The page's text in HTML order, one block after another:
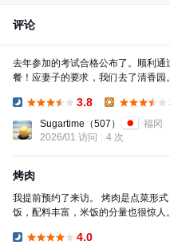
评论
去年参加的考试合格公布了。顺利
餐！应妻子的要求，我们去了清香
3.8
Sugartime （507）
福冈
2026/01 访问
4 次
烤肉
我提前预约了来访。 烤肉是点菜形式，可以选择自己喜欢的肉。 我点了拌
饭，配料丰富，米饭的分量也很惊人。 国产牛肉非常嫩滑多汁。 四种泡
4.0